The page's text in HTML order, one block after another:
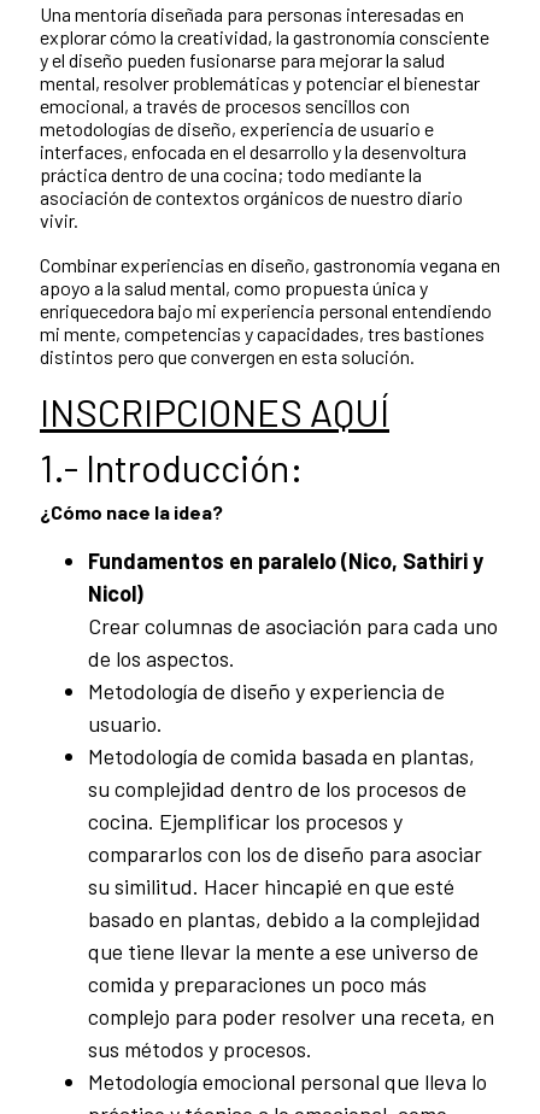
Una mentoría diseñada para personas interesadas en
explorar cómo la creatividad, la gastronomía consciente
y el diseño pueden fusionarse para mejorar la salud
mental, resolver problemáticas y potenciar el bienestar
emocional, a través de procesos sencillos con
metodologías de diseño, experiencia de usuario e
interfaces, enfocada en el desarrollo y la desenvoltura
práctica dentro de una cocina; todo mediante la
asociación de contextos orgánicos de nuestro diario
vivir.
Combinar experiencias en diseño, gastronomía vegana en
apoyo a la salud mental, como propuesta única y
enriquecedora bajo mi experiencia personal entendiendo
mi mente, competencias y capacidades, tres bastiones
distintos pero que convergen en esta solución.
INSCRIPCIONES AQUÍ
1.- Introducción:
¿Cómo nace la idea?
Fundamentos en paralelo (Nico, Sathiri y
Nicol)
Crear columnas de asociación para cada uno
de los aspectos.
Metodología de diseño y experiencia de
usuario.
Metodología de comida basada en plantas,
su complejidad dentro de los procesos de
cocina. Ejemplificar los procesos y
compararlos con los de diseño para asociar
su similitud. Hacer hincapié en que esté
basado en plantas, debido a la complejidad
que tiene llevar la mente a ese universo de
comida y preparaciones un poco más
complejo para poder resolver una receta, en
sus métodos y procesos.
Metodología emocional personal que lleva lo